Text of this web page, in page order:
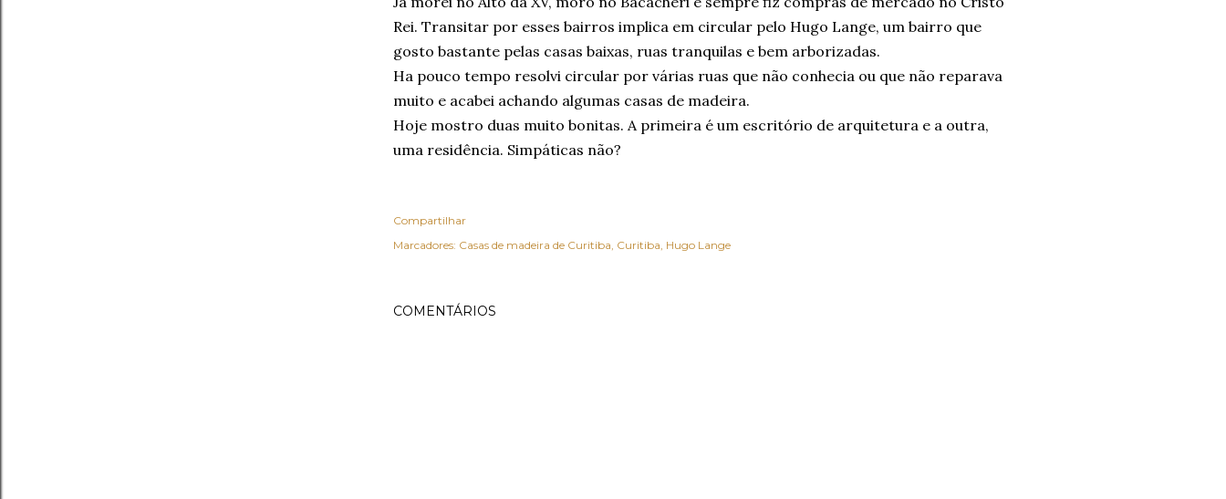
Rei. Transitar por esses bairros implica em circular pelo Hugo Lange, um bairro que
gosto bastante pelas casas baixas, ruas tranquilas e bem arborizadas.
Ha pouco tempo resolvi circular por várias ruas que não conhecia ou que não reparava
muito e acabei achando algumas casas de madeira.
Hoje mostro duas muito bonitas. A primeira é um escritório de arquitetura e a outra,
uma residência. Simpáticas não?
Compartilhar
Marcadores: Casas de madeira de Curitiba Curitiba Hugo Lange
COMENTÁRIOS